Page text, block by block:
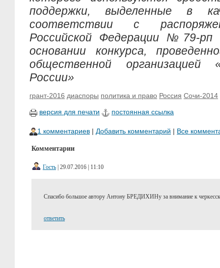
поддержки, выделенные в
соответствии c
Российской Федерации №79-
основании конкурса,
общественной организацией
России»
грант-2016 диаспоры политика и право Россия Сочи-2014
версия для печати постоянная ссылка
1 комментариев | Добавить комментарий | Все
Комментарии
Гость | 29.07.2016 | 11:10
Спасибо большое автору Антону БРЕДИХИНу за внимание к
ответить